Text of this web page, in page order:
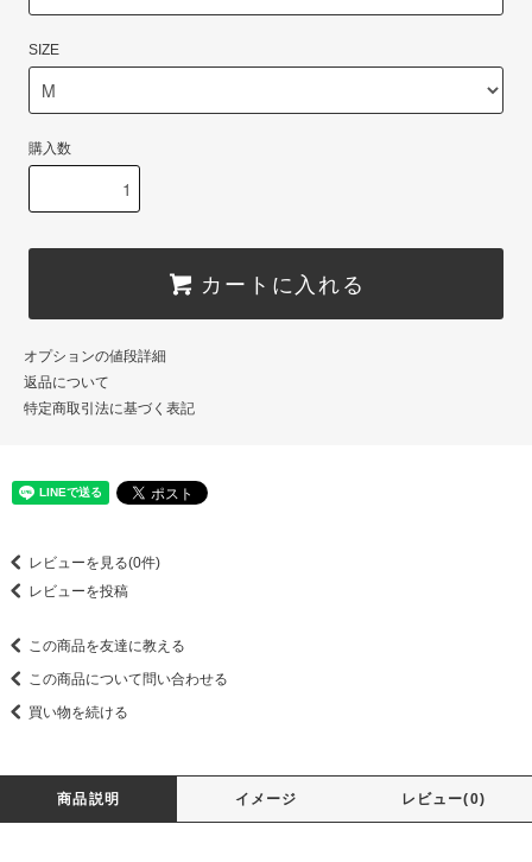
SIZE
購入数
カートに入れる
オプションの値段詳細
返品について
特定商取引法に基づく表記
レビューを見る(0件)
レビューを投稿
この商品を友達に教える
この商品について問い合わせる
買い物を続ける
商品説明 イメージ レビュー(0)